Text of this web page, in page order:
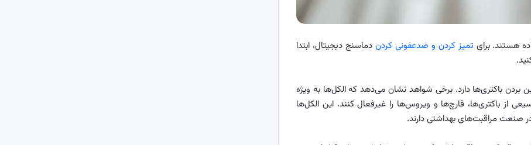
هستند. برای تمیز کردن و ضدعفونی کردن دماسنج دیجیتال، ابتدا
تأثیر را در از بین بردن باکتری‌ها دارد. برخی شواهد نشان می‌دهد که الکل‌ها به ویژه
از باکتری‌ها، قارچ‌ها و ویروس‌ها را غیرفعال کنند. این الکل‌ها
صنعت مراقبت‌های بهداشتی دارند.